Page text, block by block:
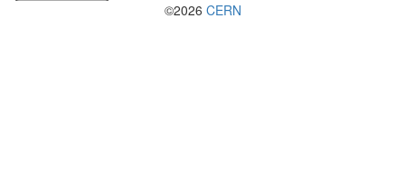
©2026 CERN